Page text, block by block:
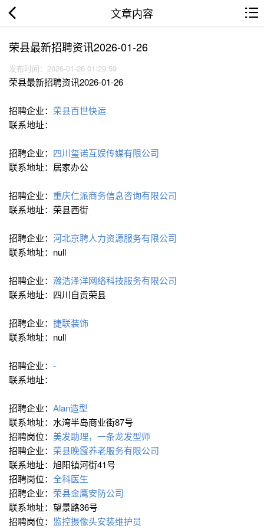
文章内容
荣县最新招聘资讯2026-01-26
发布时间：2026-01-26 01:29:59
荣县最新招聘资讯2026-01-26
招聘企业： 荣县百世快运
联系地址：
招聘企业： 四川玺诺互娱传媒有限公司
联系地址：居家办公
招聘企业： 重庆仁派商务信息咨询有限公司
联系地址：荣县西街
招聘企业： 河北京聘人力资源服务有限公司
联系地址：null
招聘企业： 瀚浩泽洋网络科技服务有限公司
联系地址：四川自贡荣县
招聘企业： 捷联装饰
联系地址：null
招聘企业： -
联系地址：
招聘企业： Alan造型
联系地址：水湾半岛商业街87号
招聘岗位： 美发助理，一条龙发型师
招聘企业： 荣县晚霞养老服务有限公司
联系地址：旭阳镇河街41号
招聘岗位： 全科医生
招聘企业： 荣县金鹰安防公司
联系地址：望景路36号
招聘岗位： 监控摄像头安装维护员